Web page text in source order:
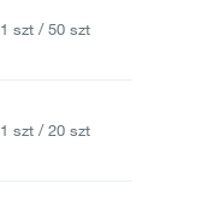
1 szt / 50 szt
1 szt / 20 szt